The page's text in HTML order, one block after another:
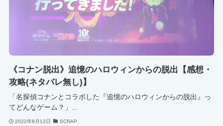
《コナン脱出》追憶のハロウィンからの脱出【感想・
攻略(ネタバレ無し)】
「名探偵コナンとコラボした『追憶のハロウィンからの脱出』っ
てどんなゲーム？」...
2022年8月12日 SCRAP